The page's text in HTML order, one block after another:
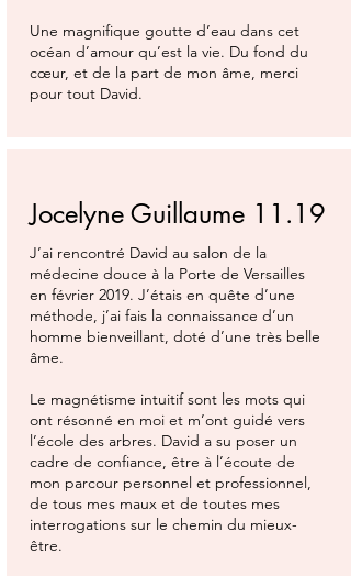
Une magnifique goutte d’eau dans cet
océan d’amour qu’est la vie. Du fond du
cœur, et de la part de mon âme, merci
pour tout David.
Jocelyne Guillaume 11.19
J’ai rencontré David au salon de la
médecine douce à la Porte de Versailles
en février 2019. J’étais en quête d’une
méthode, j’ai fais la connaissance d’un
homme bienveillant, doté d’une très belle
âme.
Le magnétisme intuitif sont les mots qui
ont résonné en moi et m’ont guidé vers
l’école des arbres. David a su poser un
cadre de confiance, être à l’écoute de
mon parcour personnel et professionnel,
de tous mes maux et de toutes mes
interrogations sur le chemin du mieux-
être.